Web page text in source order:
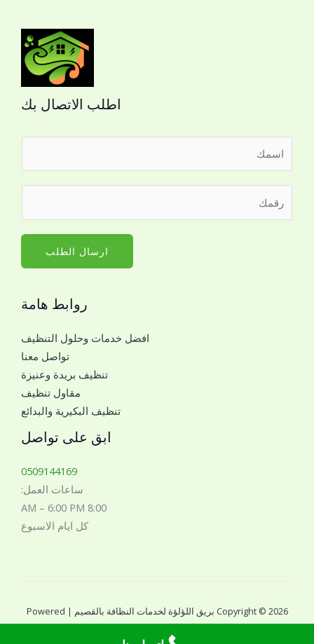
اطلب الاتصال بك
م
ارسال الطلب
روابط هامة
افضل خدمات وحلول التنظيف
تواصل معنا
تنظيف بريدة وعنيزة
مقاول تنظيف
تنظيف البكيرية والبدائع
ابق على تواصل
0509144169
ساعات العمل:
8:00 AM – 6:00 PM
كل ايام الاسبوع
Copyright © 2026 بريق اللؤلؤة لخدمات النظافة بالقصيم | Powered